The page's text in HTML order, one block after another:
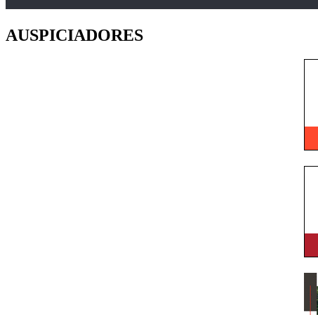
AUSPICIADORES